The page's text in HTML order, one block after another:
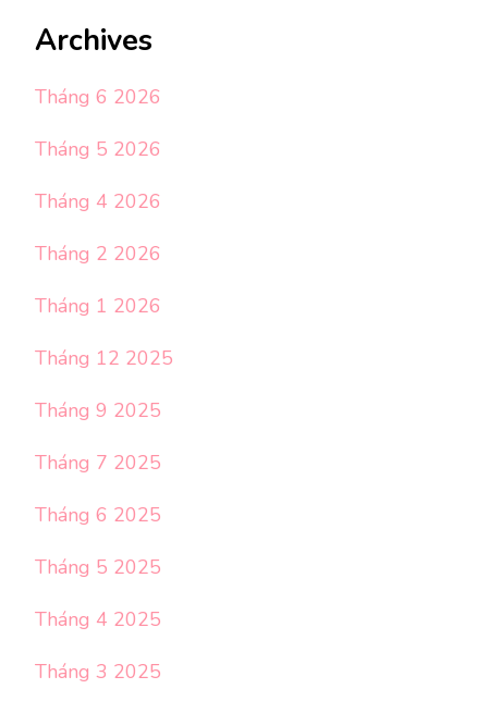
Archives
Tháng 6 2026
Tháng 5 2026
Tháng 4 2026
Tháng 2 2026
Tháng 1 2026
Tháng 12 2025
Tháng 9 2025
Tháng 7 2025
Tháng 6 2025
Tháng 5 2025
Tháng 4 2025
Tháng 3 2025